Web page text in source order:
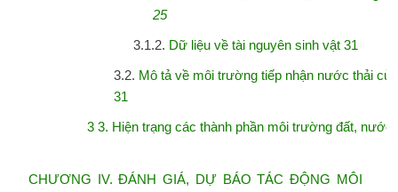
25
3.1.2. Dữ liệu về tài nguyên sinh vật 31
3.2. Mô tả về môi trường tiếp nhận nước thải
31
3 3. Hiện trạng các thành phần môi trường đất,
CHƯƠNG IV. ĐÁNH GIÁ, DỰ BÁO TÁC ĐỘNG MÔI